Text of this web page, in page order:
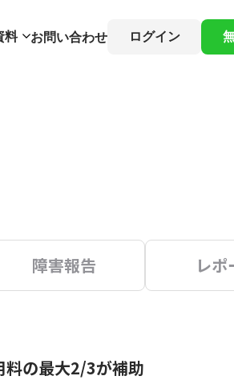
料 お問い合わせ ログイン
障害報告 レポ
料の最大2/3が補助